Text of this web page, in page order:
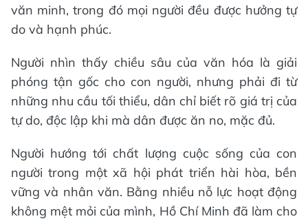
văn minh, trong đó mọi người đều được hưởng tự
do và hạnh phúc.
Người nhìn thấy chiều sâu của văn hóa là giải
phóng tận gốc cho con người, nhưng phải đi từ
những nhu cầu tối thiểu, dân chỉ biết rõ giá trị của
tự do, độc lập khi mà dân được ăn no, mặc đủ.
Người hướng tới chất lượng cuộc sống của con
người trong một xã hội phát triển hài hòa, bền
vững và nhân văn. Bằng nhiều nỗ lực hoạt động
không mệt mỏi của mình, Hồ Chí Minh đã làm cho